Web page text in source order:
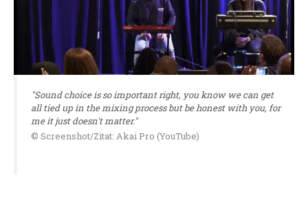
"Sound choice is so important right, you know we can get
all tied up in the mixing process but be honest with you, for
me it just doesn't matter."
© Screenshot/Zitat: Akai Pro (YouTube)